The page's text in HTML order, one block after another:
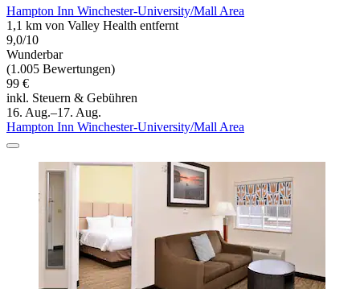
Hampton Inn Winchester-University/Mall Area
1,1 km von Valley Health entfernt
9,0/10
Wunderbar
(1.005 Bewertungen)
99 €
inkl. Steuern & Gebühren
16. Aug.–17. Aug.
Hampton Inn Winchester-University/Mall Area